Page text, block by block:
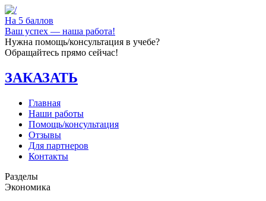
На 5 баллов
Ваш успех — наша работа!
Нужна помощь/консультация в учебе?
Обращайтесь прямо сейчас!
ЗАКАЗАТЬ
Главная
Наши работы
Помощь/консультация
Отзывы
Для партнеров
Контакты
Разделы
Экономика